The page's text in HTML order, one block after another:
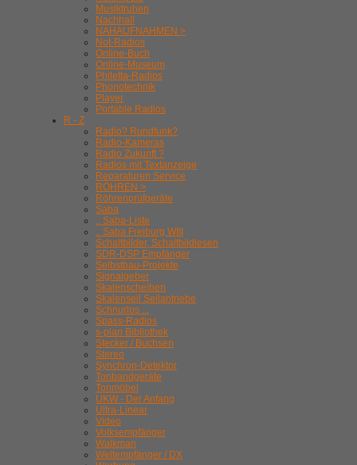
Musiktruhen
Nachhall
NAHAUFNAHMEN >
Not-Radios
Online-Buch
Online-Museum
Philetta-Radios
Phonotechnik
Player
Portable Radios
R - Z
Radio? Rundfunk?
Radio-Kameras
Radio Zukunft ?
Radios mit Textanzeige
Reparaturen Service
RÖHREN >
Röhrenprüfgeräte
Saba
.. Saba-Liste
.. Saba Freiburg WIII
Schaltbilder, Schaltbildlesen
SDR-DSP Empfänger
Selbstbau-Projekte
Signalgeber
Skalenscheiben
Skalenseil Seilantriebe
Schnurlos ...
Spass-Radios
s-plan Bibliothek
Stecker / Buchsen
Stereo
Synchron-Detektor
Tonbandgeräte
Tonmöbel
UKW - Der Anfang
Ultra-Linear
Video
Volksempfänger
Walkman
Weltempfänger / DX